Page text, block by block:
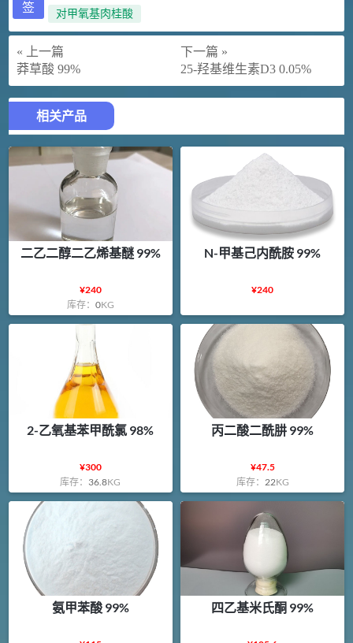
签
对甲氧基肉桂酸
« 上一篇
莽草酸 99%
下一篇 »
25-羟基维生素D3 0.05%
相关产品
二乙二醇二乙烯基醚 99%
¥240
库存： 0KG
N-甲基己内酰胺 99%
¥240
2-乙氧基苯甲酰氯 98%
¥300
库存： 36.8KG
丙二酸二酰肼 99%
¥47.5
库存： 22KG
氨甲苯酸 99% 四乙基米氏酮 99%